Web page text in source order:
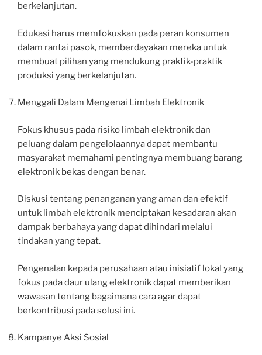
berkelanjutan.
Edukasi harus memfokuskan pada peran konsumen
dalam rantai pasok, memberdayakan mereka untuk
membuat pilihan yang mendukung praktik-praktik
produksi yang berkelanjutan.
Menggali Dalam Mengenai Limbah Elektronik
Fokus khusus pada risiko limbah elektronik dan
peluang dalam pengelolaannya dapat membantu
masyarakat memahami pentingnya membuang barang
elektronik bekas dengan benar.
Diskusi tentang penanganan yang aman dan efektif
untuk limbah elektronik menciptakan kesadaran akan
dampak berbahaya yang dapat dihindari melalui
tindakan yang tepat.
Pengenalan kepada perusahaan atau inisiatif lokal yang
fokus pada daur ulang elektronik dapat memberikan
wawasan tentang bagaimana cara agar dapat
berkontribusi pada solusi ini.
Kampanye Aksi Sosial